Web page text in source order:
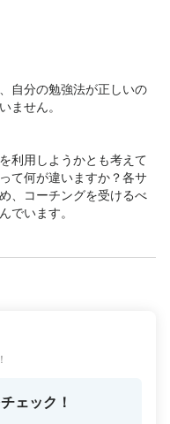
自分の勉強法が正しいの
ません。
利用しようかとも考えて
て何が違いますか？各サ
、コーチングを受けるべ
でいます。
ェック！